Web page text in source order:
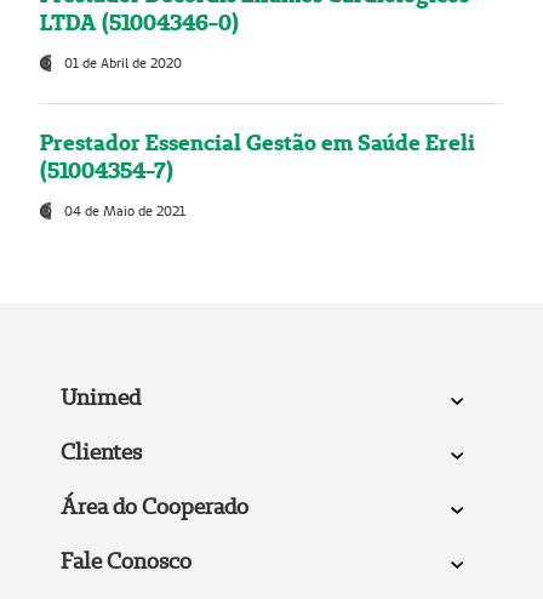
LTDA (51004346-0)
01 de Abril de 2020
Prestador Essencial Gestão em Saúde Ereli
(51004354-7)
04 de Maio de 2021
Unimed
Clientes
Área do Cooperado
Fale Conosco